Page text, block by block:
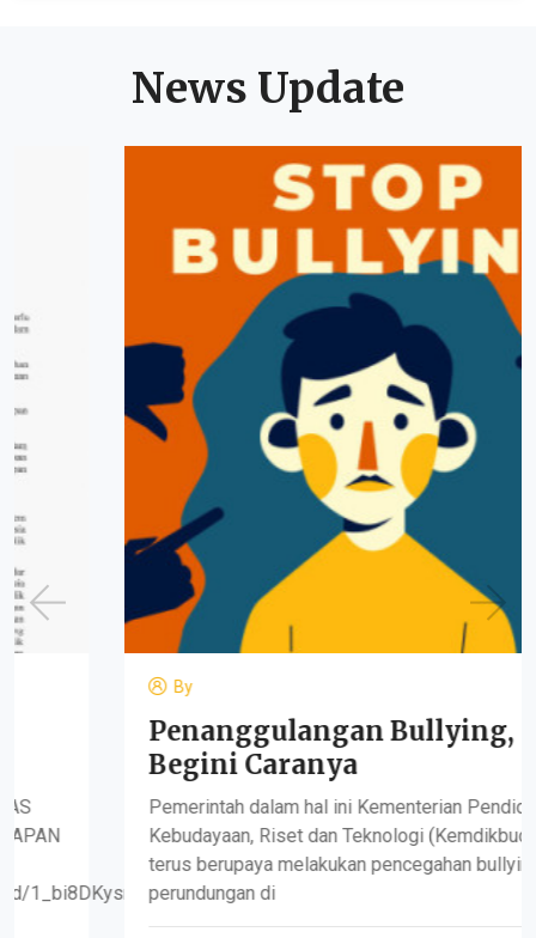
News Update
Penanggulangan Bullying,
Begini Caranya
Pemerintah dalam hal ini Kementerian Pendidikan,
Kebudayaan, Riset dan Teknologi (Kemdikbud Ristek)
terus berupaya melakukan pencegahan bullying atau
perundungan di